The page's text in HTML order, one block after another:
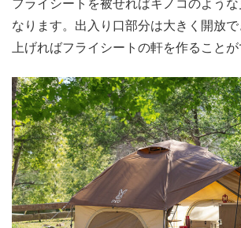
フライシートを被せればキノコのよう
なります。出入り口部分は大きく開放
上げればフライシートの軒を作ることが